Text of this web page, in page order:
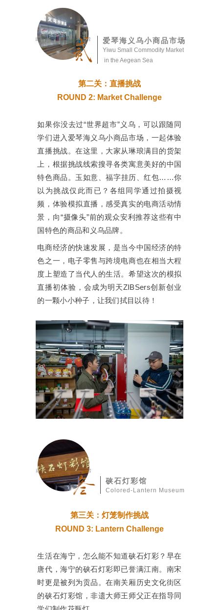
爱琴海义乌小商品市场
Yiwu Small Commodity Market
in the Aegean Sea
第二关：直播挑战
ROUND 2: Market Challenge
如果你没去过“世界超市”义乌，可以跟随同
学们进入爱琴海义乌小商品市场，一起体验
直播挑战。在这里，大家从琳琅满目的货架
上，根据挑战线索搜寻各类寓意美好的中国
特色商品。玉如意、福字挂历、红包……你
以为挑战仅此而已？各组同学通过拍摄视
频，体验模拟直播，感受真实的电商活动情
景，向“摄像头”前的观众安利推荐这些有中
国特色的商品和义乌品牌。
电商经济的快速发展，是当今中国经济的特
色之一，电子零售与跨境电商也在相当大程
度上塑造了当代人的生活。希望这次的模拟
直播初体验，会成为明天ZIBSers创新创业
的一颗小小种子，让我们拭目以待！
硖石灯彩馆
Colored-Lantern Museum
第三关：灯笼制作挑战
ROUND 3: Lantern Challenge
生活在海宁，怎么能不知道硖石灯彩？早在
唐代，海宁的硖石灯彩即已誉满江南。南宋
时更是被列为贡品。在南关厢历史文化街区
的硖石灯彩馆，非遗大师王师父正在指导同